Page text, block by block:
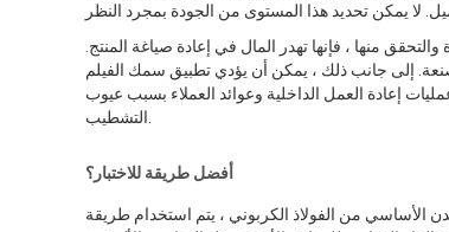
منها ، فإنها تهدر المال في إعادة صياغة المنتج.
إلى جانب ذلك ، يمكن أن يؤدي تطبيق سمك الفيلم
إعادة العمل الداخلية وعوائد العملاء بسبب عيوب
أفضل طريقة للاختبار؟
الأساسي من الفولاذ الكربوني ، يتم استخدام طريقة